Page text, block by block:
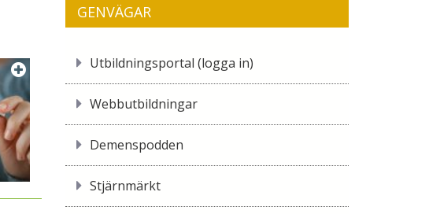
GENVÄGAR
Utbildningsportal (logga in)
Webbutbildningar
Demenspodden
Stjärnmärkt